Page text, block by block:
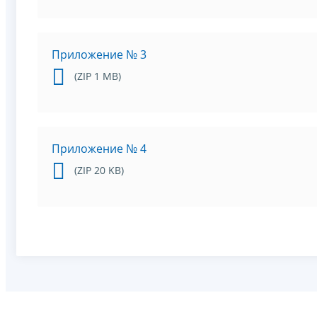
Приложение № 3
(ZIP 1 MB)
Приложение № 4
(ZIP 20 KB)